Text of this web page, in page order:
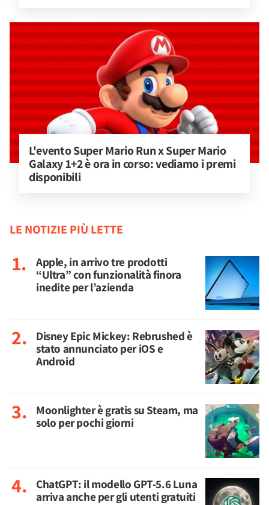
L'evento Super Mario Run x Super Mario
Galaxy 1+2 è ora in corso: vediamo i premi
disponibili
LE NOTIZIE PIÙ LETTE
Apple, in arrivo tre prodotti
“Ultra” con funzionalità finora
inedite per l’azienda
Disney Epic Mickey: Rebrushed è
stato annunciato per iOS e
Android
Moonlighter è gratis su Steam, ma
solo per pochi giorni
ChatGPT: il modello GPT-5.6 Luna
arriva anche per gli utenti gratuiti